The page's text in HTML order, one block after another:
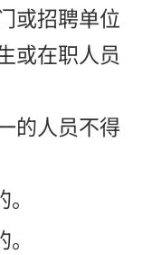
或招聘单位
或在职人员
的人员不得